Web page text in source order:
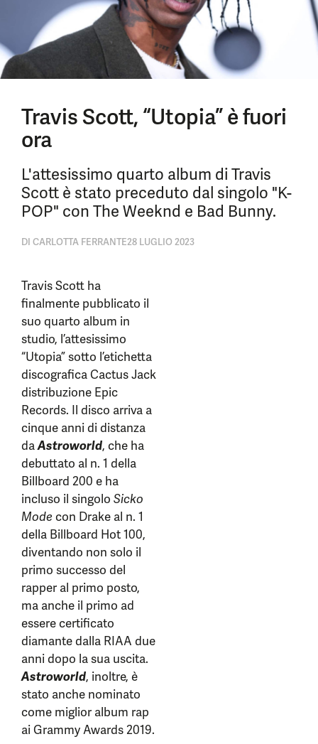
Travis Scott, “Utopia” è fuori
ora
L'attesissimo quarto album di Travis
Scott è stato preceduto dal singolo "K-
POP" con The Weeknd e Bad Bunny.
DI CARLOTTA FERRANTE28 LUGLIO 2023
Travis Scott ha
finalmente pubblicato il
suo quarto album in
studio, l’attesissimo
“Utopia” sotto l’etichetta
discografica Cactus Jack
distribuzione Epic
Records. Il disco arriva a
cinque anni di distanza
daAstroworld, che ha
debuttato al n. 1 della
Billboard 200 e ha
incluso il singolo Sicko
Mode con Drake al n. 1
della Billboard Hot 100,
diventando non solo il
primo successo del
rapper al primo posto,
ma anche il primo ad
essere certificato
diamante dalla RIAA due
anni dopo la sua uscita.
Astroworld, inoltre, è
stato anche nominato
come miglior album rap
ai Grammy Awards 2019.